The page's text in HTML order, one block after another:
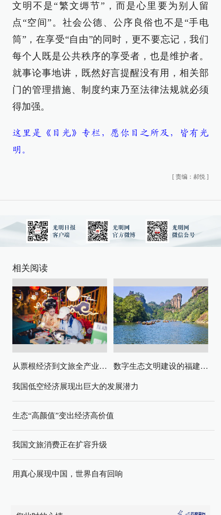
文明不是“繁文缛节”，而是心里要为别人留
点“空间”。社会公德、公序良俗也不是“手电
筒”，在享受“自由”的同时，更不要忘记，我们
每个人既是公共秩序的享受者，也是维护者。
就事论事地讲，既然好言提醒没有用，相关部
门的管理措施、制度约束乃至法律法规就必须
得加强。
这里是《目光》专栏，愿你目之所及，皆有光
明。
[ 责编：郝悦 ]
相关阅读
从票根经济到文旅全产业链升级 数字生态文明建设的福建路径与启示
我国低空经济展现出巨大的发展潜力
生态“高颜值”变出经济高价值
我国文旅消费正在扩容升级
用真心展现中国，世界自有回响